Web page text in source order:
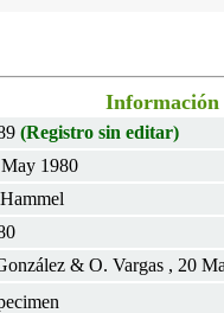
Información
(Registro sin editar)
1980
& O. Vargas , 20